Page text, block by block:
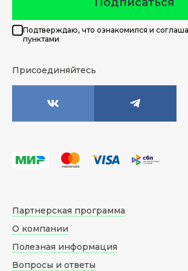
Подтверждаю, что ознакомился и
пунктами
Присоединяйтесь
Партнерская программа
О компании
Полезная информация
Вопросы и ответы